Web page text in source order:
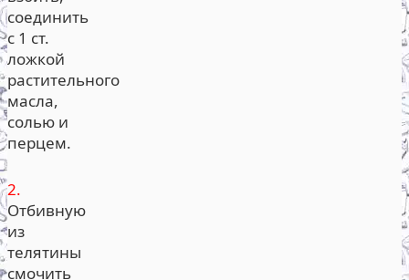
соединить
с 1 ст.
ложкой
растительного
масла,
солью и
перцем.
2.
Отбивную
из
телятины
смочить